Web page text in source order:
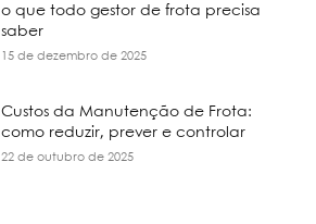
o que todo gestor de frota precisa
saber
15 de dezembro de 2025
Custos da Manutenção de Frota:
como reduzir, prever e controlar
22 de outubro de 2025